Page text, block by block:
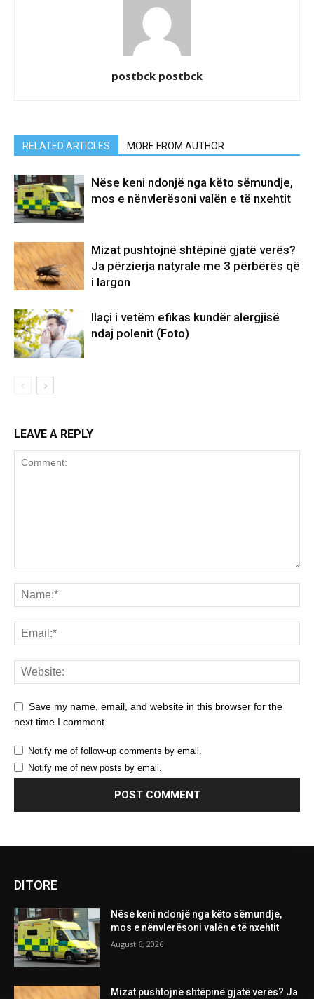
postbck postbck
RELATED ARTICLES MORE FROM AUTHOR
Nëse keni ndonjë nga këto sëmundje,
mos e nënvlerësoni valën e të nxehtit
Mizat pushtojnë shtëpinë gjatë verës?
Ja përzierja natyrale me 3 përbërës që
i largon
Ilaçi i vetëm efikas kundër alergjisë
ndaj polenit (Foto)
LEAVE A REPLY
Save my name, email, and website in this browser for the
next time I comment.
Notify me of follow-up comments by email.
Notify me of new posts by email.
DITORE
Nëse keni ndonjë nga këto sëmundje,
mos e nënvlerësoni valën e të nxehtit
August 6, 2026
Mizat pushtojnë shtëpinë gjatë verës? Ja